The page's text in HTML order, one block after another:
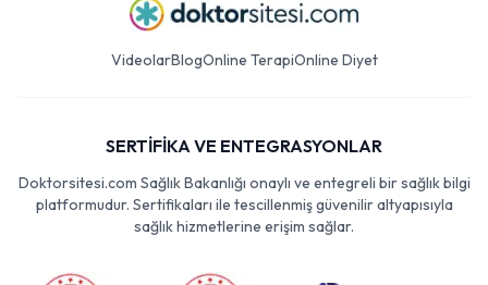
VideolarBlogOnline TerapiOnline Diyet
SERTİFİKA VE ENTEGRASYONLAR
Doktorsitesi.com Sağlık Bakanlığı onaylı ve entegreli bir sağlık bilgi
platformudur. Sertifikaları ile tescillenmiş güvenilir altyapısıyla
sağlık hizmetlerine erişim sağlar.